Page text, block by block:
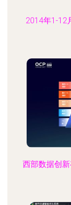
2014年1-12
西部数据创